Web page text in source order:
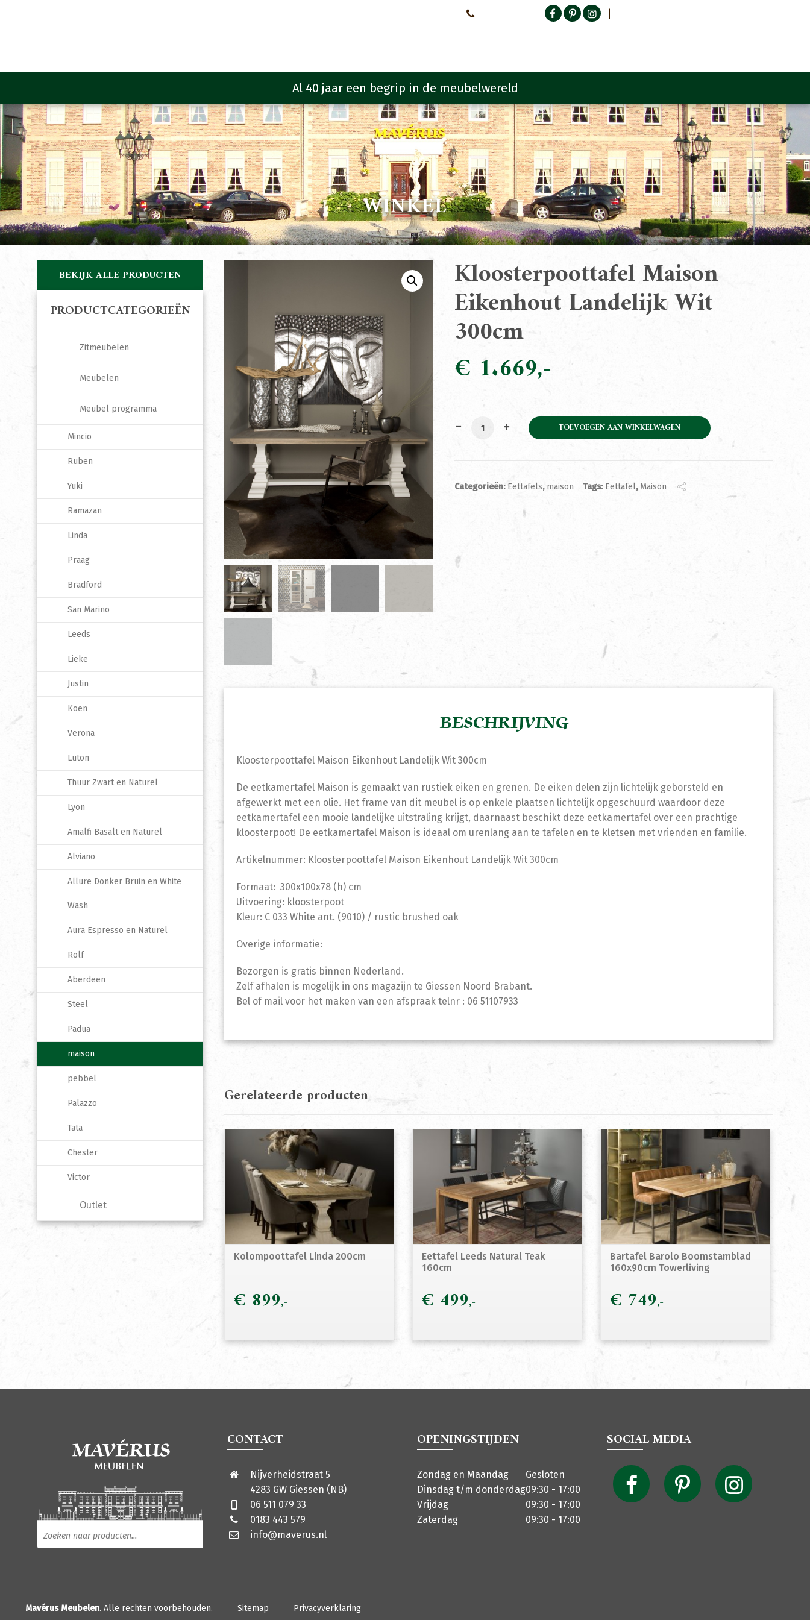
WINKEL
Kloosterpoottafel Maison
Eikenhout Landelijk Wit
300cm
€ 1.669
Kloosterpoottafel Maison Eikenhout Landelijk Wit 300cm aantal
TOEVOEGEN AAN WINKELWAGEN
Categorieën: Eettafels, maison Tags: Eettafel, Maison
BESCHRIJVING
Kloosterpoottafel Maison Eikenhout Landelijk Wit 300cm
De eetkamertafel Maison is gemaakt van rustiek eiken en grenen. De eiken delen zijn lichtelijk geborsteld en
afgewerkt met een olie. Het frame van dit meubel is op enkele plaatsen lichtelijk opgeschuurd waardoor deze
eetkamertafel een mooie landelijke uitstraling krijgt, daarnaast beschikt deze eetkamertafel over een prachtige
kloosterpoot! De eetkamertafel Maison is ideaal om urenlang aan te tafelen en te kletsen met vrienden en familie.
Artikelnummer: Kloosterpoottafel Maison Eikenhout Landelijk Wit 300cm
Formaat: 300x100x78 (h) cm
Uitvoering: kloosterpoot
Kleur: C 033 White ant. (9010) / rustic brushed oak
Overige informatie:
Bezorgen is gratis binnen Nederland.
Zelf afhalen is mogelijk in ons magazijn te Giessen Noord Brabant.
Bel of mail voor het maken van een afspraak telnr : 06 51107933
Gerelateerde producten
Kolompoottafel Linda 200cm
€ 899
Eettafel Leeds Natural Teak
160cm
€ 499
Bartafel Barolo Boomstamblad
160x90cm Towerliving
€ 749
BEKIJK ALLE PRODUCTEN
PRODUCTCATEGORIEËN
Zitmeubelen
Meubelen
Meubel programma
Mincio
Ruben
Yuki
Ramazan
Linda
Praag
Bradford
San Marino
Leeds
Lieke
Justin
Koen
Verona
Luton
Thuur Zwart en Naturel
Lyon
Amalfi Basalt en Naturel
Alviano
Allure Donker Bruin en White
Wash
Aura Espresso en Naturel
Rolf
Aberdeen
Steel
Padua
maison
pebbel
Palazzo
Tata
Chester
Victor
Outlet
Producten zoeken
CONTACT
Nijverheidstraat 5
4283 GW Giessen (NB)
06 511 079 33
0183 443 579
info@maverus.nl
OPENINGSTIJDEN
Zondag en Maandag
Gesloten
Dinsdag t/m donderdag09:30 - 17:00
Vrijdag
09:30 - 17:00
Zaterdag
09:30 - 17:00
SOCIAL MEDIA
Mavérus Meubelen. Alle rechten voorbehouden. Sitemap Privacyverklaring